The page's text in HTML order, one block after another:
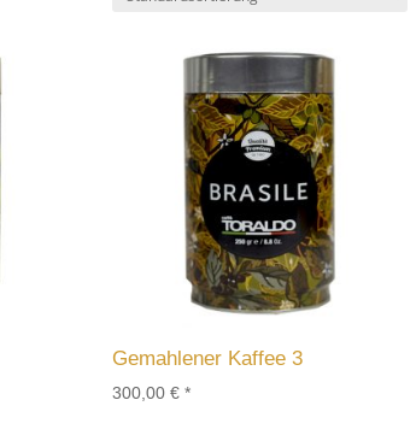
Gemahlener Kaffee 3
300,00€ *